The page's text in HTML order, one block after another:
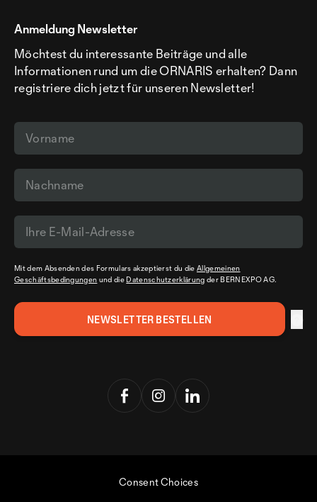
Anmeldung Newsletter
Möchtest du interessante Beiträge und alle
Informationen rund um die ORNARIS erhalten? Dann
registriere dich jetzt für unseren Newsletter!
Mit dem Absenden des Formulars akzeptierst du dieAllgemeinen
Geschäftsbedingungen und die Datenschutzerklärung der BERNEXPO AG.
Consent Choices